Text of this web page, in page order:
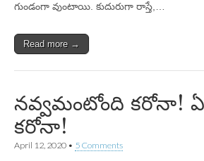
గుండంగా వుంటాయి. కుదురుగా రాస్తే,…
Read more →
నవ్వమంటోంది కరోనా!
కరోనా!
April 12, 2020 • 5 Comments